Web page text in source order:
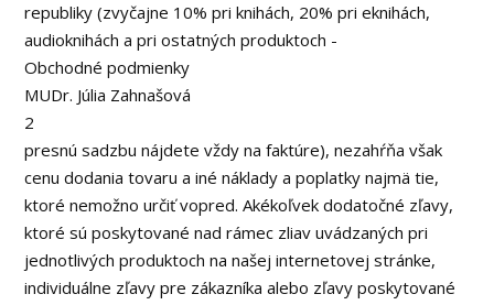
republiky (zvyčajne 10% pri knihách, 20% pri eknihách,
audioknihách a pri ostatných produktoch -
Obchodné podmienky
MUDr. Júlia Zahnašová
2
presnú sadzbu nájdete vždy na faktúre), nezahŕňa však
cenu dodania tovaru a iné náklady a poplatky najmä tie,
ktoré nemožno určiť vopred. Akékoľvek dodatočné zľavy,
ktoré sú poskytované nad rámec zliav uvádzaných pri
jednotlivých produktoch na našej internetovej stránke,
individuálne zľavy pre zákazníka alebo zľavy poskytované